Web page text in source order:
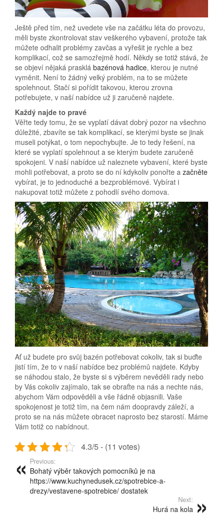
Ještě před tím, než uvedete vše na začátku léta do provozu,
měli byste zkontrolovat stav veškerého vybavení, protože tak
můžete odhalit problémy zavčas a vyřešit je rychle a bez
komplikací, což se samozřejmě hodí. Někdy se totiž stává, že
se objeví nějaká prasklá bazénová hadice, kterou je nutné
vyměnit. Není to žádný velký problém, na to se můžete
spolehnout. Stačí si pořídit takovou, kterou zrovna
potřebujete, v naší nabídce už ji zaručeně najdete.
Každý najde to pravé
Věřte tedy tomu, že se vyplatí dávat dobrý pozor na všechno
důležité, zbavíte se tak komplikací, se kterými byste se jinak
museli potýkat, o tom nepochybujte. Je to tedy řešení, na
které se vyplatí spolehnout a se kterým budete zaručeně
spokojeni. V naší nabídce už naleznete vybavení, které byste
mohli potřebovat, a proto se do ní kdykoliv ponořte a začněte
vybírat, je to jednoduché a bezproblémové. Vybírat i
nakupovat totiž můžete z pohodlí svého domova.
Ať už budete pro svůj bazén potřebovat cokoliv, tak si buďte
jistí tím, že to v naší nabídce bez problémů najdete. Kdyby
se náhodou stalo, že byste si s výběrem nevěděli rady nebo
by Vás cokoliv zajímalo, tak se obraťte na nás a nechte nás,
abychom Vám odpověděli a vše řádně objasnili. Vaše
spokojenost je totiž tím, na čem nám doopravdy záleží, a
proto se na nás můžete obracet naprosto bez starostí. Máme
Vám totiž co nabídnout.
4.3/5 - (11 votes)
Previous:
Bohatý výběr takových pomocníků je na
https://www.kuchynedusek.cz/spotrebice-a-
drezy/vestavene-spotrebice/ dostatek
Next:
Hurá na kola